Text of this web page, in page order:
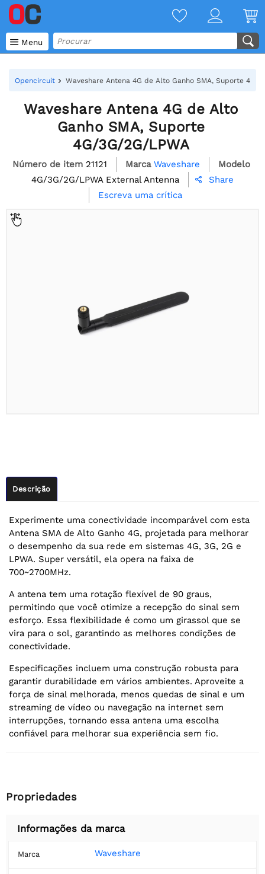
 Menu
Opencircuit Waveshare Antena 4G de Alto Ganho SMA, Suporte 4G/
Waveshare Antena 4G de Alto
Ganho SMA, Suporte
4G/3G/2G/LPWA
Número de item 21121 Marca Waveshare
Modelo
4G/3G/2G/LPWA External Antenna

Share
Escreva uma crítica
Descrição
Experimente uma conectividade incomparável com esta
Antena SMA de Alto Ganho 4G, projetada para melhorar
o desempenho da sua rede em sistemas 4G, 3G, 2G e
LPWA. Super versátil, ela opera na faixa de
700~2700MHz.
A antena tem uma rotação flexível de 90 graus,
permitindo que você otimize a recepção do sinal sem
esforço. Essa flexibilidade é como um girassol que se
vira para o sol, garantindo as melhores condições de
conectividade.
Especificações incluem uma construção robusta para
garantir durabilidade em vários ambientes. Aproveite a
força de sinal melhorada, menos quedas de sinal e um
streaming de vídeo ou navegação na internet sem
interrupções, tornando essa antena uma escolha
confiável para melhorar sua experiência sem fio.
Propriedades
Informações da marca
Marca Waveshare